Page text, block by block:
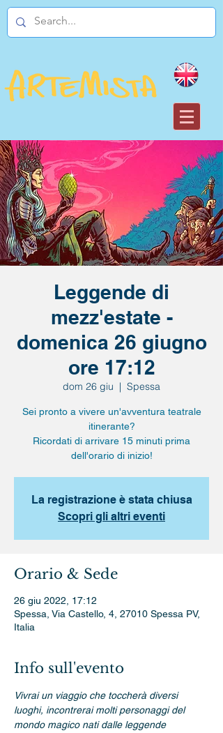
Leggende di
mezz'estate -
domenica 26 giugno
ore 17:12
dom 26 giu
  |
Spessa
Sei pronto a vivere un'avventura teatrale
itinerante?
Ricordati di arrivare 15 minuti prima
dell'orario di inizio!
La registrazione è stata chiusa
Scopri gli altri eventi
Orario & Sede
26 giu 2022, 17:12
Spessa, Via Castello, 4, 27010 Spessa PV,
Italia
Info sull'evento
Vivrai un viaggio che toccherà diversi
luoghi, incontrerai molti personaggi del
mondo magico nati dalle leggende